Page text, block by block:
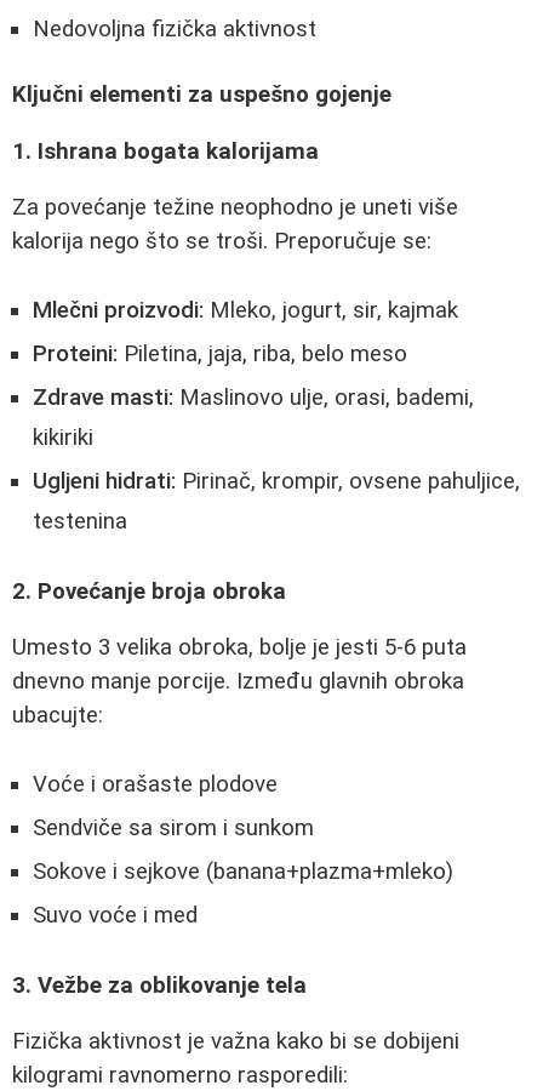
Nedovoljna fizička aktivnost
Ključni elementi za uspešno gojenje
1. Ishrana bogata kalorijama
Za povećanje težine neophodno je uneti više
kalorija nego što se troši. Preporučuje se:
Mlečni proizvodi: Mleko, jogurt, sir, kajmak
Proteini: Piletina, jaja, riba, belo meso
Zdrave masti: Maslinovo ulje, orasi, bademi,
kikiriki
Ugljeni hidrati: Pirinač, krompir, ovsene pahuljice,
testenina
2. Povećanje broja obroka
Umesto 3 velika obroka, bolje je jesti 5-6 puta
dnevno manje porcije. Između glavnih obroka
ubacujte:
Voće i orašaste plodove
Sendviče sa sirom i sunkom
Sokove i sejkove (banana+plazma+mleko)
Suvo voće i med
3. Vežbe za oblikovanje tela
Fizička aktivnost je važna kako bi se dobijeni
kilogrami ravnomerno rasporedili: